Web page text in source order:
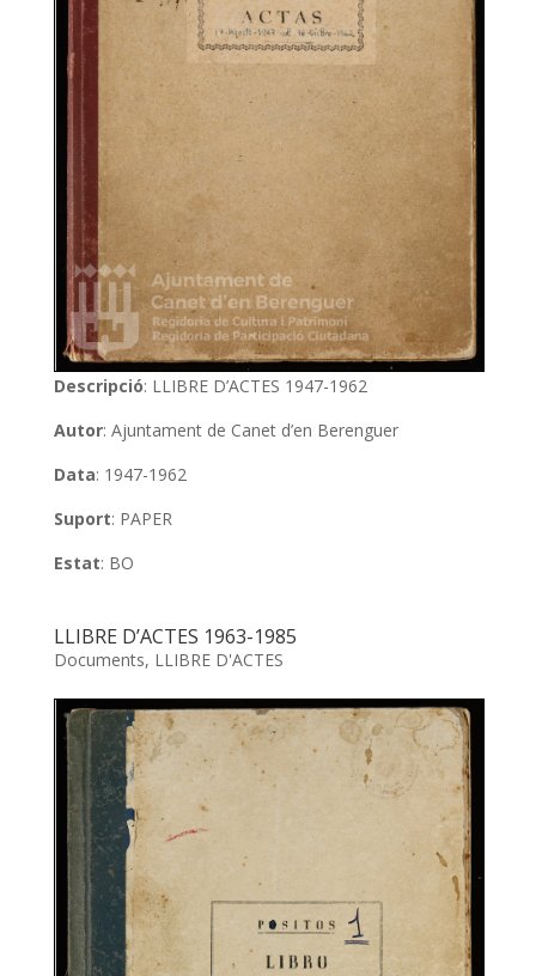
Descripció: LLIBRE D’ACTES 1947-1962
Autor: Ajuntament de Canet d’en Berenguer
Data: 1947-1962
Suport: PAPER
Estat: BO
LLIBRE D’ACTES 1963-1985
Documents, LLIBRE D'ACTES